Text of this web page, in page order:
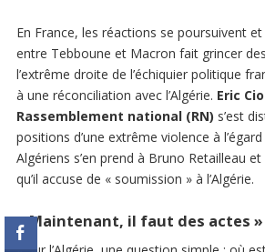
En France, les réactions se poursuivent et
entre Tebboune et Macron fait grincer
l’extrême droite de l’échiquier politique
à une réconciliation avec l’Algérie. Eric
Rassemblement national (RN) s’est
positions d’une extrême violence à
Algériens s’en prend à Bruno Retailleau
qu’il accuse de « soumission » à l’Algérie.
«Maintenant, il faut des actes »